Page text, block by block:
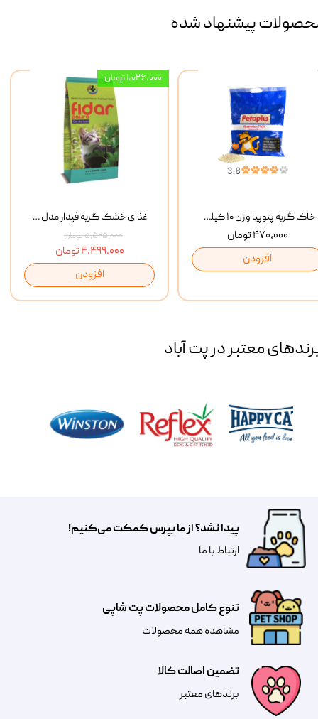
پیشنهاد شده
غذای خشک گربه فیدار مدل Adult وزن 10 کیلوگرم
۵,۵۲۵,۰۰۰ تومان
۴,۴۹۹,۰۰۰ تومان
افزودن
۱,۰۲۶,۰۰۰ تومان
خاک گربه پتوپیا وزن ۱۰ کیلوگرم
۴۷۰,۰۰۰ تومان
افزودن
معتبر در پت آباد
تضمین اصالت کالا
​​برندهای معتبر​​​​​​​
تنوع کامل محصولات پت شاپی
مشاهده همه محصولات
پیدا نشد؟ از ما بپرس کمکت می‌کنیم!
​​​ارتباط با ما